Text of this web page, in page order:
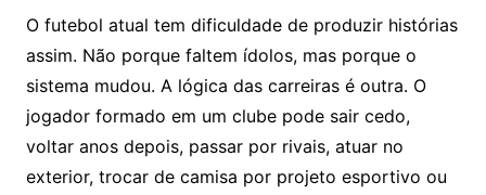
O futebol atual tem dificuldade de produzir histórias
assim. Não porque faltem ídolos, mas porque o
sistema mudou. A lógica das carreiras é outra. O
jogador formado em um clube pode sair cedo,
voltar anos depois, passar por rivais, atuar no
exterior, trocar de camisa por projeto esportivo ou